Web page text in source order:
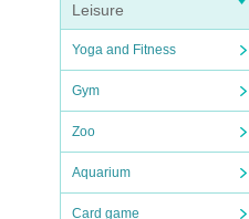
Leisure
Yoga and Fitness
Gym
Zoo
Aquarium
Card game